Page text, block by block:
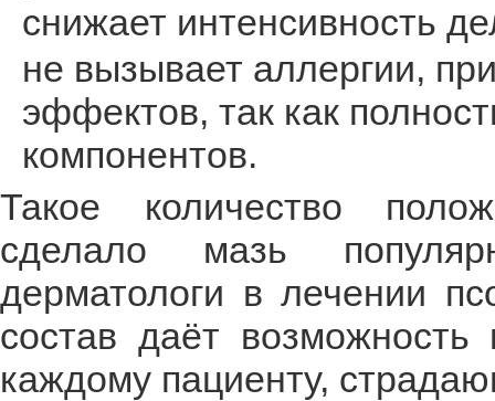
снижает интенсивность
не вызывает аллергии,
эффектов, так как
компонентов.
Такое количество
сделало мазь
дерматологи в лечении
состав даёт возможность
каждому пациенту,